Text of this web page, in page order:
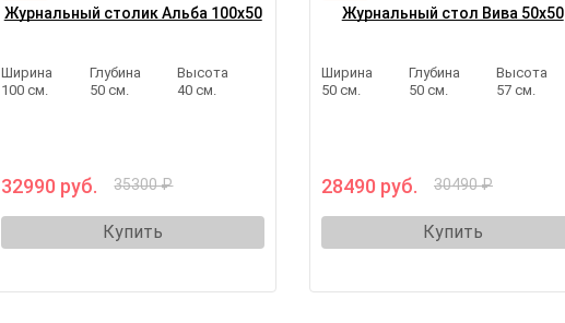
Журнальный столик Альба 100х50
Ширина
100 см.
Глубина
50 см.
Высота
40 см.
32990 руб. 35300 ₽
Купить
Журнальный стол Вива 50х50
Ширина
50 см.
Глубина
50 см.
Высота
57 см.
28490 руб. 30490 ₽
Купить